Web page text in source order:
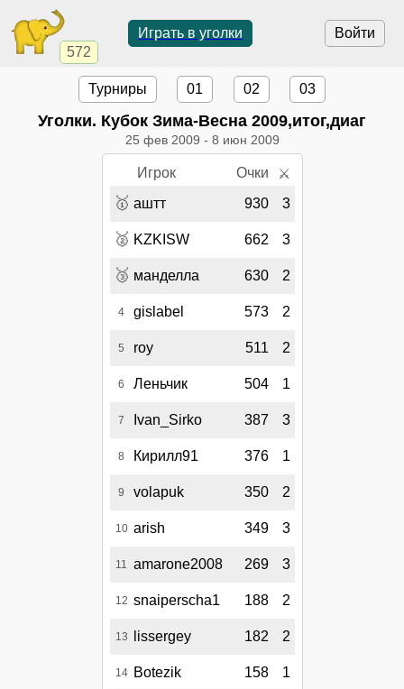
572
Войти
Играть в уголки
Турниры 01 02 03
Уголки. Кубок Зима-Весна 2009,итог,диаг
25 фев 2009 - 8 июн 2009
Игрок Очки ⚔
🥇 аштт 930 3
🥈 KZKISW 662 3
🥉 манделла 630 2
4 gislabel 573 2
5 roy 511 2
6 Леньчик 504 1
7 Ivan_Sirko 387 3
8 Кирилл91 376 1
9 volapuk 350 2
10 arish 349 3
11 amarone2008 269 3
12 snaiperscha1 188 2
13 lissergey 182 2
14 Botezik 158 1